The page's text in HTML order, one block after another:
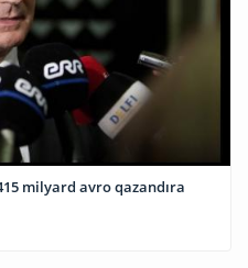
milyard avro qazandıra